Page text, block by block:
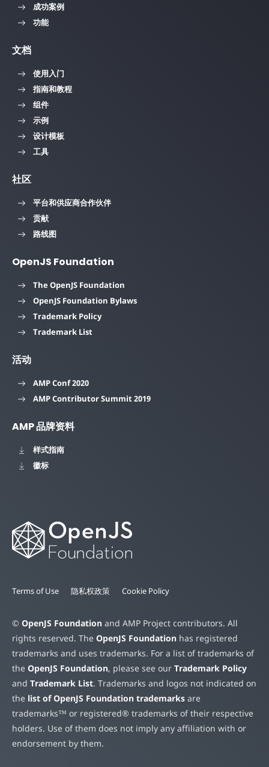
成功案例
功能
文档
使用入门
指南和教程
组件
示例
设计模板
工具
社区
平台和供应商合作伙伴
贡献
路线图
OpenJS Foundation
The OpenJS Foundation
OpenJS Foundation Bylaws
Trademark Policy
Trademark List
活动
AMP Conf 2020
AMP Contributor Summit 2019
AMP 品牌资料
样式指南
徽标
Terms of Use 隐私权政策 Cookie Policy
© OpenJS Foundation and AMP Project contributors. All
rights reserved. The OpenJS Foundation has registered
trademarks and uses trademarks. For a list of trademarks of
the OpenJS Foundation, please see our Trademark Policy
and Trademark List. Trademarks and logos not indicated on
the list of OpenJS Foundation trademarks are
trademarks™ or registered® trademarks of their respective
holders. Use of them does not imply any affiliation with or
endorsement by them.